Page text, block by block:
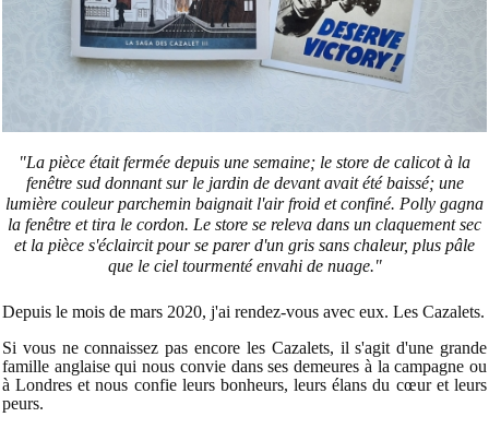
"La pièce était fermée depuis une semaine; le store de calicot à la
fenêtre sud donnant sur le jardin de devant avait été baissé; une
lumière couleur parchemin baignait l'air froid et confiné. Polly gagna
la fenêtre et tira le cordon. Le store se releva dans un claquement sec
et la pièce s'éclaircit pour se parer d'un gris sans chaleur, plus pâle
que le ciel tourmenté envahi de nuage."
Depuis le mois de mars 2020, j'ai rendez-vous avec eux. Les Cazalets.
Si vous ne connaissez pas encore les Cazalets, il s'agit d'une grande
famille anglaise qui nous convie dans ses demeures à la campagne ou
à Londres et nous confie leurs bonheurs, leurs élans du cœur et leurs
peurs.